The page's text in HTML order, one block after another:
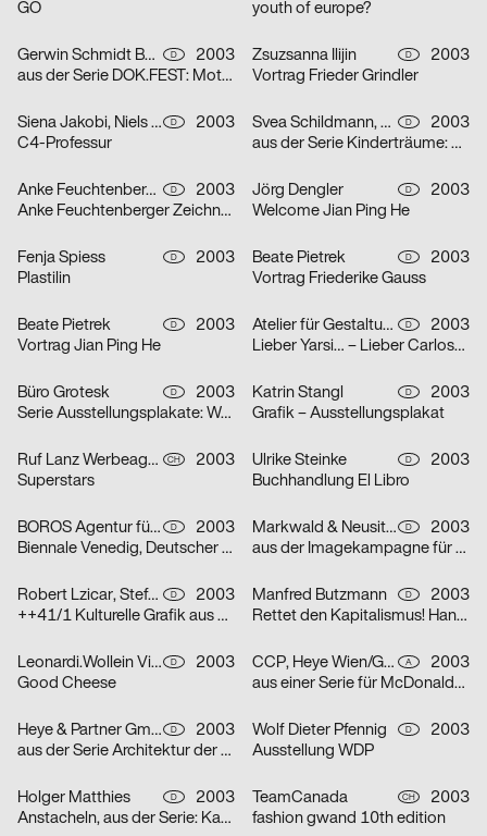
GO
youth of europe?
Gerwin Schmidt Büro für visuelle Gestaltung D
2003
aus der Serie DOK.FEST: Motiv Schrei – Motiv Kuss
Zsuzsanna Ilijin D
2003
Vortrag Frieder Grindler
Siena Jakobi, Niels Verhaag D
2003
C4-Professur
Svea Schildmann, Kathrin Nahlik D
2003
aus der Serie Kinderträume: Feuerwehr
Anke Feuchtenberger D
2003
Anke Feuchtenberger Zeichnungen
Jörg Dengler D
2003
Welcome Jian Ping He
Fenja Spiess D
2003
Plastilin
Beate Pietrek D
2003
Vortrag Friederike Gauss
Beate Pietrek D
2003
Vortrag Jian Ping He
Atelier für Gestaltung D
2003
Lieber Yarsi… – Lieber Carlos… – Serie von zwei Plakaten
Büro Grotesk D
2003
Serie Ausstellungsplakate: Wolfgang Vetten – Jürgen Paas – Kunstauktion
Katrin Stangl D
2003
Grafik – Ausstellungsplakat
Ruf Lanz Werbeagentur AG CH
2003
Superstars
Ulrike Steinke D
2003
Buchhandlung El Libro
BOROS Agentur für Kommunikation D
2003
Biennale Venedig, Deutscher Pavillon
Markwald & Neusitzer D
2003
aus der Imagekampagne für die Deutsche Aidshilfe e.V.
Robert Lzicar, Stefanie Preis D
2003
++41/1 Kulturelle Grafik aus Zürich
Manfred Butzmann D
2003
Rettet den Kapitalismus! Handelt jetzt!
Leonardi.Wollein Visuelle Konzepte D
2003
Good Cheese
CCP, Heye Wien/GBK,Heye München A
2003
aus einer Serie für McDonalds Österreich (Gabeln)
Heye & Partner GmbH D
2003
aus der Serie Architektur der Obdachlosigkeit: Motiv Citylight/Motiv Litfaßsäule
Wolf Dieter Pfennig D
2003
Ausstellung WDP
Holger Matthies D
2003
Anstacheln, aus der Serie: Kammerspiele – typografische Themenplakate
TeamCanada CH
2003
fashion gwand 10th edition